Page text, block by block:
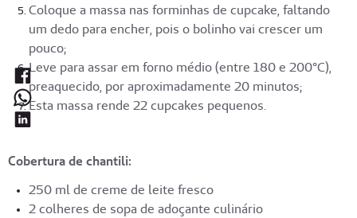
Coloque a massa nas forminhas de cupcake, faltando
um dedo para encher, pois o bolinho vai crescer um
pouco;
Leve para assar em forno médio (entre 180 e 200°C),
preaquecido, por aproximadamente 20 minutos;
Esta massa rende 22 cupcakes pequenos.
Cobertura de chantili:
250 ml de creme de leite fresco
2 colheres de sopa de adoçante culinário